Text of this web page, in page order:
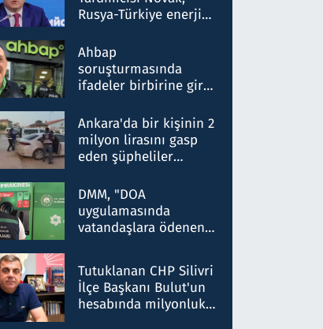
Rusya-Türkiye enerji
nitelikte olduğunu
belirtti
Ahbap
soruşturmasında
ifadeler birbirine girdi:
ifadelerinden ortaya
çıkan tablo şok etti
Ankara'da bir kişinin 2
milyon lirasını gasp
eden şüpheliler
DMM, "DOA
uygulamasında
vatandaşlara ödenen
düşürüldüğü" iddiasını
yalanladı
Tutuklanan CHP Silivri
İlçe Başkanı Bulut'un
hesabında milyonluk